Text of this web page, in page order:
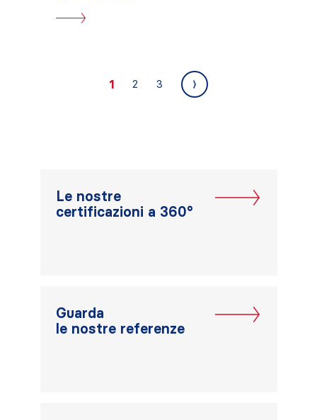
1 2 3
Le nostre
certificazioni a 360°
Guarda
le nostre referenze